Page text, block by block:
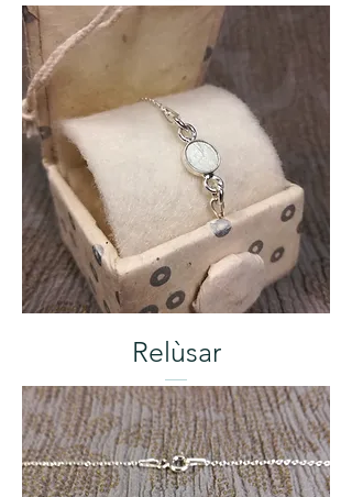
Relùsar